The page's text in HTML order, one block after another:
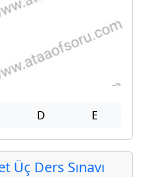
D E
Üç Ders Sınavı